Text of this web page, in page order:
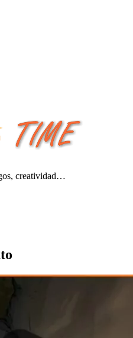
creatividad…